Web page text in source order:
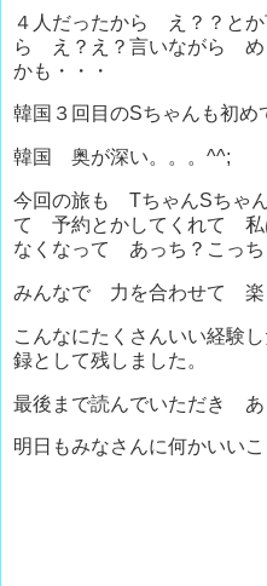
４人だったから え？？と
ら え？え？言いながら め
かも・・・
韓国３回目のSちゃんも初め
韓国 奥が深い。。。^^;
今回の旅も TちゃんSちゃ
て 予約とかしてくれて 私
なくなって あっち？こっち
みんなで 力を合わせて 楽
こんなにたくさんいい経験
録として残しました。
最後まで読んでいただき あ
明日もみなさんに何かいい